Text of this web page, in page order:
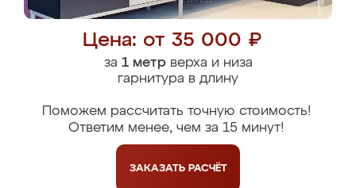
Цена: от 35 000 ₽
за 1 метрверха и низа
гарнитура в длину
Поможем рассчитать точную стоимость!
Ответим менее, чем за 15 минут!
ЗАКАЗАТЬ РАСЧЁТ